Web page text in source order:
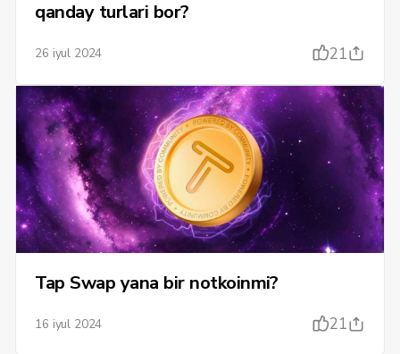
qanday turlari bor?
26 iyul 2024 21
Tap Swap yana bir notkoinmi?
16 iyul 2024 21